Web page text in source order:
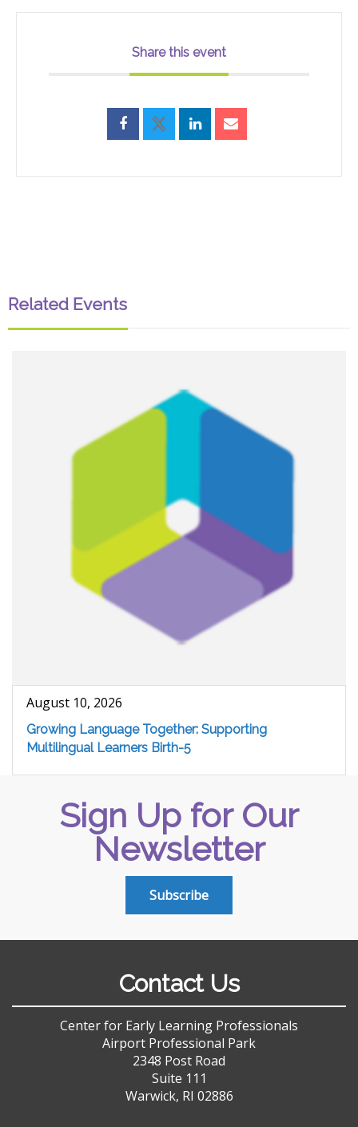
Share this event
Related Events
August 10, 2026
Growing Language Together: Supporting
Multilingual Learners Birth-5
Sign Up for Our
Newsletter
Subscribe
Contact Us
Center for Early Learning Professionals
Airport Professional Park
2348 Post Road
Suite 111
Warwick, RI 02886